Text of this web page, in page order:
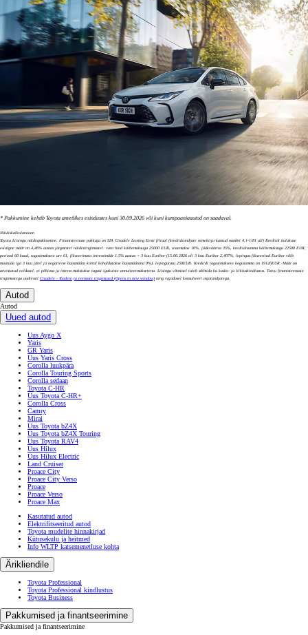
* Pakkumine kehtib Toyota ametlikes esindustes kuni 30.09.2026 või kuni kampaaniaautod on saadaval.
Näidiskalkulatsioon
Toyota Liisingu näidispakkumine. Finantsteenuse pakkuja on SIA Citadele Leasing Eesti filiaal (krediidiandjate nimekirja kantud numbri 4,1-1/81 all) Krediidi kulukuse
esialgne määr on 4,46% aastas järgmistel näidistingimustel: vara hind käibemaksuga 25000 EUR, sissemakse 10%, jääkväärtus 35%, krediidisumma käibemaksuga 22500 EUR,
periood 60 kuud, tagasimaksete arv 61, fikseerimata intressimäär 1.5% aastas + 3 kuu Euribor (15.06.2026 oli 3 kuu Euribor 2,407%, lepingus fikseeritud Euribor võib
muutuda iga 3 kuu järel ja negatiivse baasmäära korral kohaldatakse baasmäärana 0%), lepingutasu 250EUR. Krediidi tagasimaksete kogusumma on 19126EUR. Määr on
arvestatud eeldusel, et põhiosa ja intress makstakse tagasi igakuiste annuiteetmaksetena. Liisingu võtmisel tuleb sõlmida ka kasko- ja liikluskindlustus. Tutvu finantsteenuste
tingimustega aadressil Citadele - Toodete ja teenuste tingimused (Opens in new window) ning vajadusel konsulteeri asjatundjatega.
Autod
Autod
Uued autod
Uus Aygo X
Yaris
GR Yaris
Uus Yaris Cross
Corolla luukpära
Corolla Touring Sports
Corolla sedaan
Toyota C-HR
Uus Toyota C-HR+
Corolla Cross
Camry
Mirai
Uus Toyota bZ4X
Uus Toyota bZ4X Touring
Uus Toyota RAV4
Uus Hilux
Uus Hilux Electric
Land Cruiser
Proace City
Proace City Verso
Proace
Proace Verso
Proace Max
Kasutatud autod
Elektrifitseeritud autod
Toyota mudelite hinnakirjad
Kütusekulu ja heitmed
Info WLTP katsemenetluse kohta
Ärikliendile
Toyota Professional
Toyota Professional kindlustus
Toyota Business
Pakkumised ja finantseerimine
Pakkumised ja finantseerimine